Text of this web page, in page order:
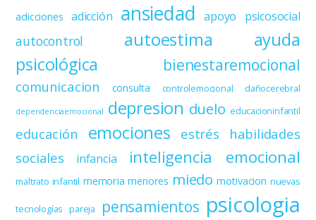
adicciones adicción ansiedad apoyo psicosocial
autocontrol autoestima
ayuda
psicológica
bienestaremocional
comunicacion consulta controlemocional dañocerebral
dependenciaemocional depresion duelo educacioninfantil
educación emociones estrés
habilidades
sociales
infancia inteligencia emocional
maltrato infantil memoria menores miedo motivacion nuevas
tecnologías pareja pensamientos psicologia